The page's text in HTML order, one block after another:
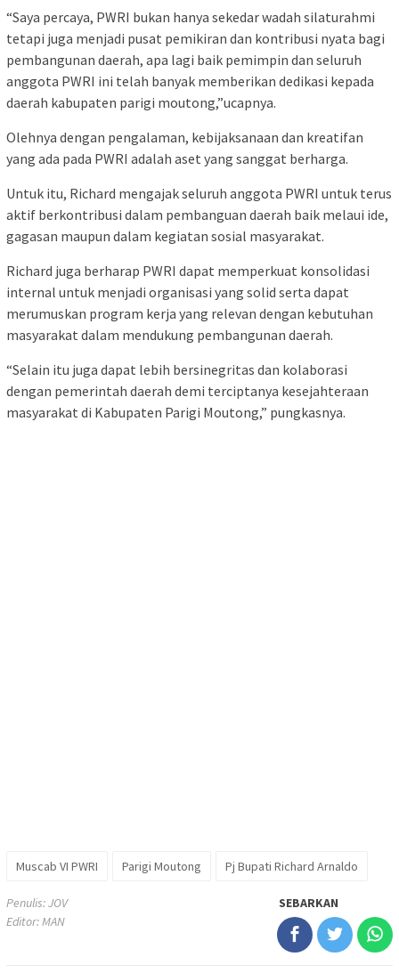
“Saya percaya, PWRI bukan hanya sekedar wadah silaturahmi
tetapi juga menjadi pusat pemikiran dan kontribusi nyata bagi
pembangunan daerah, apa lagi baik pemimpin dan seluruh
anggota PWRI ini telah banyak memberikan dedikasi kepada
daerah kabupaten parigi moutong,”ucapnya.
Olehnya dengan pengalaman, kebijaksanaan dan kreatifan
yang ada pada PWRI adalah aset yang sanggat berharga.
Untuk itu, Richard mengajak seluruh anggota PWRI untuk terus
aktif berkontribusi dalam pembanguan daerah baik melaui ide,
gagasan maupun dalam kegiatan sosial masyarakat.
Richard juga berharap PWRI dapat memperkuat konsolidasi
internal untuk menjadi organisasi yang solid serta dapat
merumuskan program kerja yang relevan dengan kebutuhan
masyarakat dalam mendukung pembangunan daerah.
“Selain itu juga dapat lebih bersinegritas dan kolaborasi
dengan pemerintah daerah demi terciptanya kesejahteraan
masyarakat di Kabupaten Parigi Moutong,” pungkasnya.
Muscab VI PWRI Parigi Moutong Pj Bupati Richard Arnaldo
Penulis: JOV
Editor: MAN
SEBARKAN